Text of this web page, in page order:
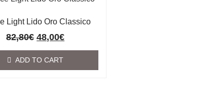
Light Lido Oro Classico
82,80€ 48,00€
ADD TO CART